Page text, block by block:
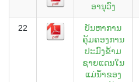
ອານຸວົງ
22
ບັນຫາການ
ຄຸ້ມຄອງການ
ປະມົງຂ້າມ
ຊາຍແດນໃນ
ແມ່ນໍ້າຂອງ